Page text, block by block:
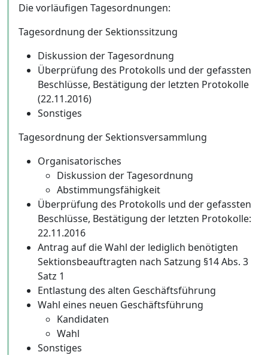
Die vorläufigen Tagesordnungen:
Tagesordnung der Sektionssitzung
Diskussion der Tagesordnung
Überprüfung des Protokolls und der gefassten
Beschlüsse, Bestätigung der letzten Protokolle
(22.11.2016)
Sonstiges
Tagesordnung der Sektionsversammlung
Organisatorisches
Diskussion der Tagesordnung
Abstimmungsfähigkeit
Überprüfung des Protokolls und der gefassten
Beschlüsse, Bestätigung der letzten Protokolle:
22.11.2016
Antrag auf die Wahl der lediglich benötigten
Sektionsbeauftragten nach Satzung §14 Abs. 3
Satz 1
Entlastung des alten Geschäftsführung
Wahl eines neuen Geschäftsführung
Kandidaten
Wahl
Sonstiges